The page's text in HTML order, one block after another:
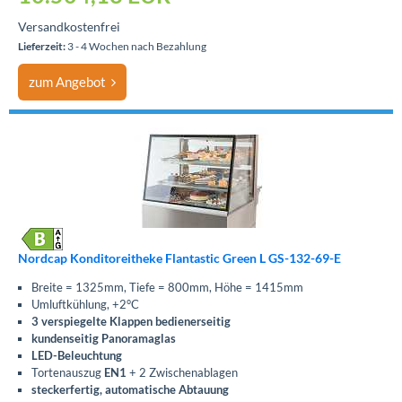
Versandkostenfrei
Lieferzeit: 3 - 4 Wochen nach Bezahlung
zum Angebot
Nordcap Konditoreitheke Flantastic Green L GS-132-69-E
Breite = 1325mm, Tiefe = 800mm, Höhe = 1415mm
Umluftkühlung, +2°C
3 verspiegelte Klappen bedienerseitig
kundenseitig Panoramaglas
LED-Beleuchtung
Tortenauszug EN1 + 2 Zwischenablagen
steckerfertig, automatische Abtauung